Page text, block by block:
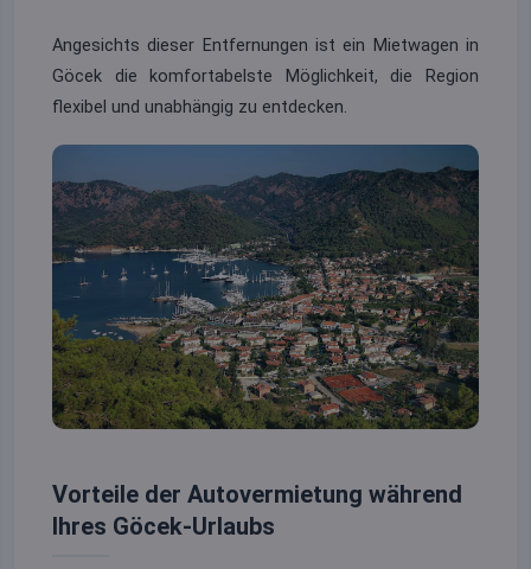
Angesichts dieser Entfernungen ist ein Mietwagen in
Göcek die komfortabelste Möglichkeit, die Region
flexibel und unabhängig zu entdecken.
Vorteile der Autovermietung während
Ihres Göcek-Urlaubs